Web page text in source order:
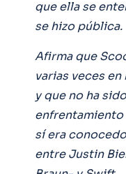
que ella se
se hizo pública.
Afirma que
varias veces
y que no ha
sí era
entre Justin